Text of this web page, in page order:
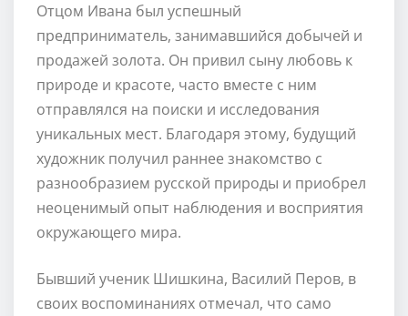
Отцом Ивана был успешный
предприниматель, занимавшийся добычей и
продажей золота. Он привил сыну любовь к
природе и красоте, часто вместе с ним
отправлялся на поиски и исследования
уникальных мест. Благодаря этому, будущий
художник получил раннее знакомство с
разнообразием русской природы и приобрел
неоценимый опыт наблюдения и восприятия
окружающего мира.
Бывший ученик Шишкина, Василий Перов, в
своих воспоминаниях отмечал, что само